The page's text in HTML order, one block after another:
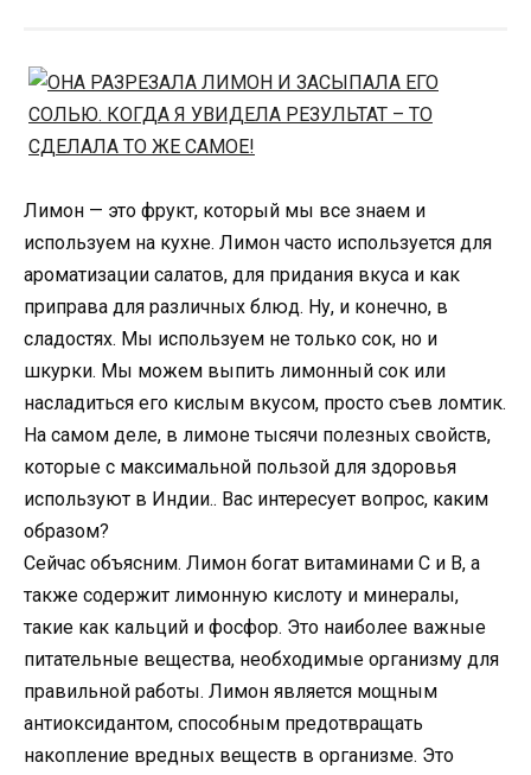
Лимон — это фрукт, который мы все знаем и
используем на кухне. Лимон часто используется для
ароматизации салатов, для придания вкуса и как
приправа для различных блюд. Ну, и конечно, в
сладостях. Мы используем не только сок, но и
шкурки. Мы можем выпить лимонный сок или
насладиться его кислым вкусом, просто съев ломтик.
На самом деле, в лимоне тысячи полезных свойств,
которые с максимальной пользой для здоровья
используют в Индии.. Вас интересует вопрос, каким
образом?
Сейчас объясним. Лимон богат витаминами С и В, а
также содержит лимонную кислоту и минералы,
такие как кальций и фосфор. Это наиболее важные
питательные вещества, необходимые организму для
правильной работы. Лимон является мощным
антиоксидантом, способным предотвращать
накопление вредных веществ в организме. Это